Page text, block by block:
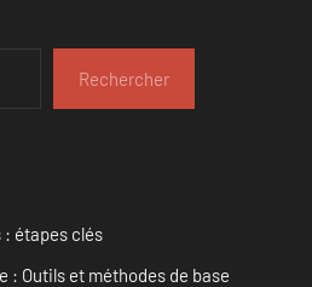
Rechercher
: étapes clés
: Outils et méthodes de base